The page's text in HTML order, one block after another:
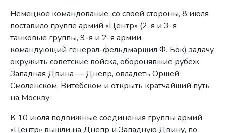
Немецкое командование, со своей стороны, 8 июля
поставило группе армий «Центр» (2-я и 3-я
танковые группы, 9-я и 2-я армии,
командующий генерал-фельдмаршил Ф. Бок) задачу
окружить советские войска, оборонявшие рубеж
Западная Двина — Днепр, овладеть Оршей,
Смоленском, Витебском и открыть кратчайший путь
на Москву.
К 10 июля подвижные соединения группы армий
«Центр» вышли на Днепр и Западную Двину, по